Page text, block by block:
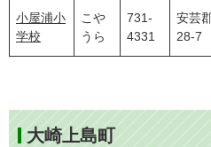
小屋浦小
学校
こや
うら
731-
4331
安芸
28-7
大崎上島町